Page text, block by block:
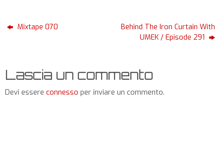
Mixtape 070
Behind The Iron Curtain With
UMEK / Episode 291
Lascia un commento
Devi essere connesso per inviare un commento.